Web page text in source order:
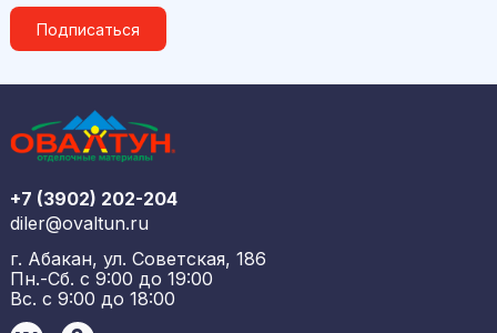
Подписаться
г. Абакан, ул. Советская, 186
Пн.-Сб. с 9:00 до 19:00
Вс. с 9:00 до 18:00
+7 (3902) 202-204
diler@ovaltun.ru